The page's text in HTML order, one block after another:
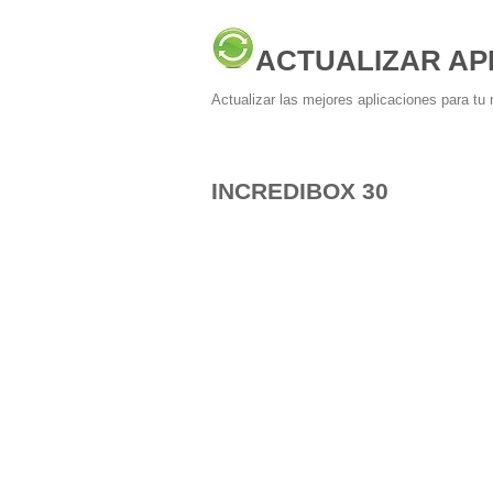
ACTUALIZAR
Actualizar las mejores aplicaciones para tu
INCREDIBOX 30